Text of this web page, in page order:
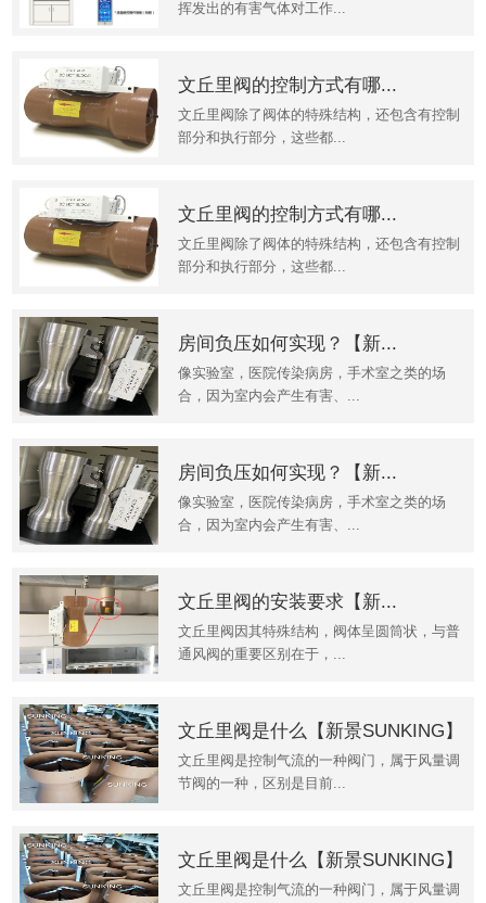
挥发出的有害气体对工作...
文丘里阀的控制方式有哪...
文丘里阀除了阀体的特殊结构，还包含有控制
部分和执行部分，这些都...
文丘里阀的控制方式有哪...
文丘里阀除了阀体的特殊结构，还包含有控制
部分和执行部分，这些都...
房间负压如何实现？【新...
像实验室，医院传染病房，手术室之类的场
合，因为室内会产生有害、...
房间负压如何实现？【新...
像实验室，医院传染病房，手术室之类的场
合，因为室内会产生有害、...
文丘里阀的安装要求【新...
文丘里阀因其特殊结构，阀体呈圆筒状，与普
通风阀的重要区别在于，...
文丘里阀是什么【新景SUNKING】
文丘里阀是控制气流的一种阀门，属于风量调
节阀的一种，区别是目前...
文丘里阀是什么【新景SUNKING】
文丘里阀是控制气流的一种阀门，属于风量调